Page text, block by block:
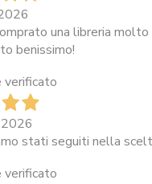
una libreria
benissimo!
verificato
stati seguiti nella
verificato